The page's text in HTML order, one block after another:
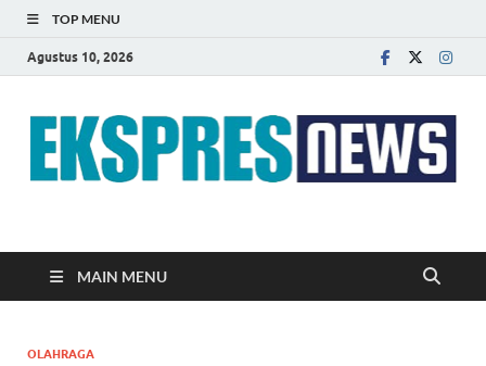
TOP MENU
Agustus 10, 2026
EKSPRES NEWS
MAIN MENU
OLAHRAGA